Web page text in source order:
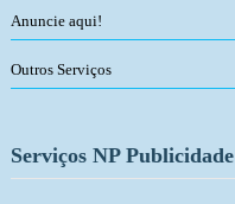
Anuncie aqui!
Outros Serviços
Serviços NP Publicidade